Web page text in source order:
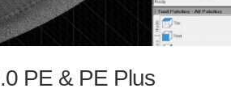
PE & PE Plus